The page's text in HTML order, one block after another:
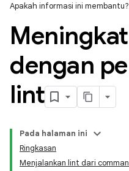
Apakah informasi ini membantu?
dengan
lint
Pada halaman ini
Ringkasan
Menjalankan lint dari